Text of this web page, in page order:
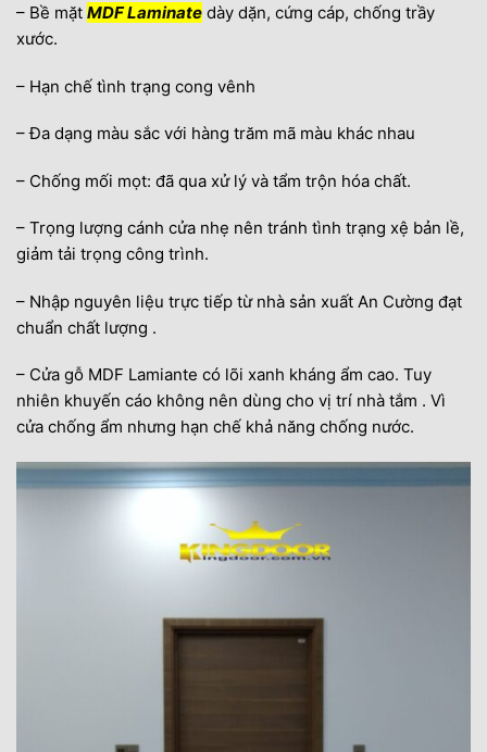
– Bề mặt MDF Laminate dày dặn, cứng cáp, chống trầy
xước.
– Hạn chế tình trạng cong vênh
– Đa dạng màu sắc với hàng trăm mã màu khác nhau
– Chống mối mọt: đã qua xử lý và tẩm trộn hóa chất.
– Trọng lượng cánh cửa nhẹ nên tránh tình trạng xệ bản lề,
giảm tải trọng công trình.
– Nhập nguyên liệu trực tiếp từ nhà sản xuất An Cường đạt
chuẩn chất lượng .
– Cửa gỗ MDF Lamiante có lõi xanh kháng ẩm cao. Tuy
nhiên khuyến cáo không nên dùng cho vị trí nhà tắm . Vì
cửa chống ẩm nhưng hạn chế khả năng chống nước.